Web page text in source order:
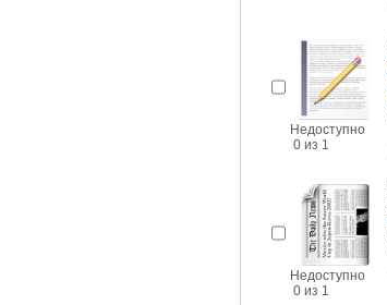
Недоступно
0 из 1
Недоступно
0 из 1